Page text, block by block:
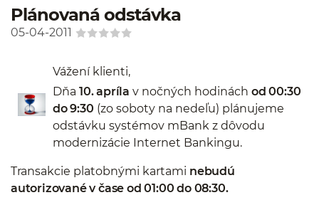
Plánovaná odstávka
05-04-2011
Vážení klienti,
Dňa 10. apríla v nočných hodinách od 00:30
do 9:30 (zo soboty na nedeľu) plánujeme
odstávku systémov mBank z dôvodu
modernizácie Internet Bankingu.
Transakcie platobnými kartami nebudú
autorizované v čase od 01:00 do 08:30.